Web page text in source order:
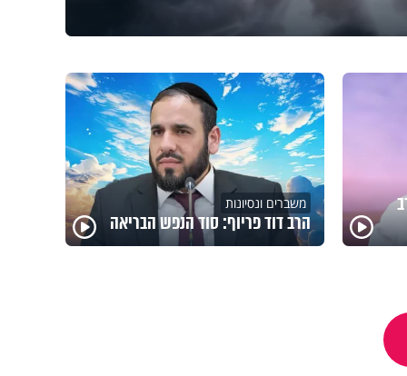
משברים ונסיונות
הרב דוד פריוף: סוד הנפש הבריאה